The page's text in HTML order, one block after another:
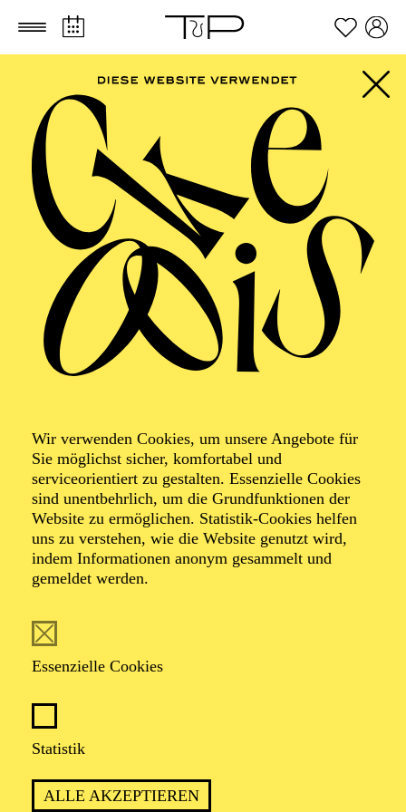
Zum Hauptinhalt springen Zum Footer springen
Wir verwenden Cookies, um unsere Angebote für
Sie möglichst sicher, komfortabel und
serviceorientiert zu gestalten. Essenzielle Cookies
sind unentbehrlich, um die Grundfunktionen der
Website zu ermöglichen. Statistik-Cookies helfen
uns zu verstehen, wie die Website genutzt wird,
indem Informationen anonym gesammelt und
gemeldet werden.
Essenzielle Cookies
Statistik
ALLE AKZEPTIEREN
PHILHARMONIE
Philharmonie entdecken · Babykonzert
"Hör mal, wie das
klingt" III
TICKETS
TERMIN
Mittwoch 14. April 2027
Donnerstag 15. April 2027
Für Babys bis 1 Jahr
JULIETTE REDOUTÉ
Moderation, Singspiele